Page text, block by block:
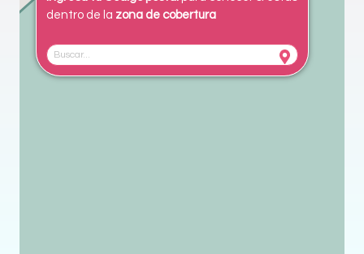
dentro de la zona de cobertura